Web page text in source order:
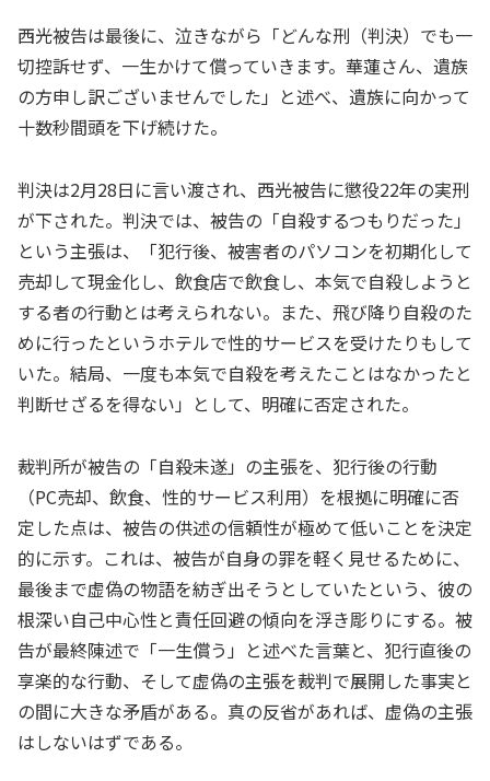
西光被告は最後に、泣きながら「どんな刑（判決）でも一
切控訴せず、一生かけて償っていきます。華蓮さん、遺族
の方申し訳ございませんでした」と述べ、遺族に向かって
十数秒間頭を下げ続けた。
判決は2月28日に言い渡され、西光被告に懲役22年の実刑
が下された。判決では、被告の「自殺するつもりだった」
という主張は、「犯行後、被害者のパソコンを初期化して
売却して現金化し、飲食店で飲食し、本気で自殺しようと
する者の行動とは考えられない。また、飛び降り自殺のた
めに行ったというホテルで性的サービスを受けたりもして
いた。結局、一度も本気で自殺を考えたことはなかったと
判断せざるを得ない」として、明確に否定された。
裁判所が被告の「自殺未遂」の主張を、犯行後の行動
（PC売却、飲食、性的サービス利用）を根拠に明確に否
定した点は、被告の供述の信頼性が極めて低いことを決定
的に示す。これは、被告が自身の罪を軽く見せるために、
最後まで虚偽の物語を紡ぎ出そうとしていたという、彼の
根深い自己中心性と責任回避の傾向を浮き彫りにする。被
告が最終陳述で「一生償う」と述べた言葉と、犯行直後の
享楽的な行動、そして虚偽の主張を裁判で展開した事実と
の間に大きな矛盾がある。真の反省があれば、虚偽の主張
はしないはずである。